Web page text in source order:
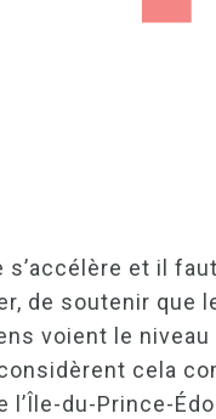
et il
de soutenir que
voient le
cela
du-Prince-